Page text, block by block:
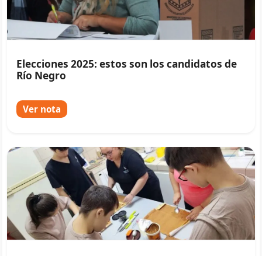
Elecciones 2025: estos son los candidatos de
Río Negro
Ver nota